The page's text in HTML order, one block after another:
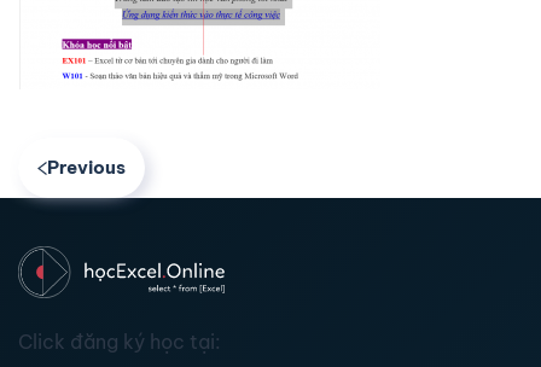
Previous
Click đăng ký học tại: